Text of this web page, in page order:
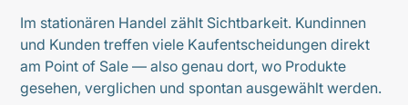
Im stationären Handel zählt Sichtbarkeit. Kundinnen
und Kunden treffen viele Kaufentscheidungen direkt
am Point of Sale — also genau dort, wo Produkte
gesehen, verglichen und spontan ausgewählt werden.